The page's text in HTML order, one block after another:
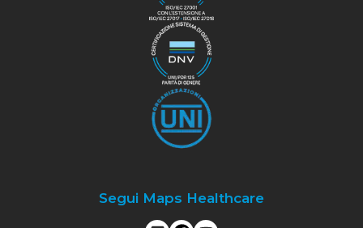
Segui Maps Healthcare